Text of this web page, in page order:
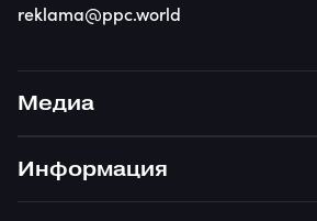
Медиа
Информация
reklama@ppc.world